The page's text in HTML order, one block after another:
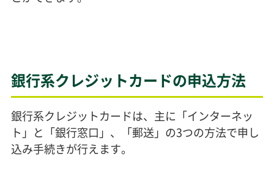
銀行系クレジットカードの申込方法
銀行系クレジットカードは、主に「インターネッ
ト」と「銀行窓口」、「郵送」の3つの方法で申し
込み手続きが行えます。